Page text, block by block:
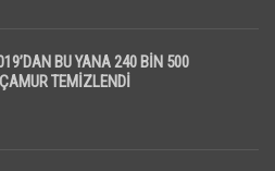
BU YANA 240 BİN 500
TEMİZLENDİ